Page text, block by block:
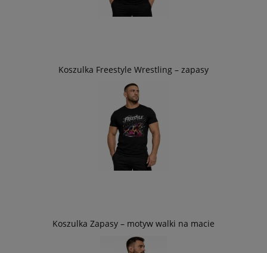
Koszulka Freestyle Wrestling – zapasy
Koszulka Zapasy – motyw walki na macie